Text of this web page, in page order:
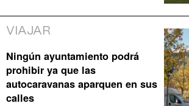
VIAJAR
Ningún ayuntamiento podrá
prohibir ya que las
autocaravanas aparquen en sus
calles